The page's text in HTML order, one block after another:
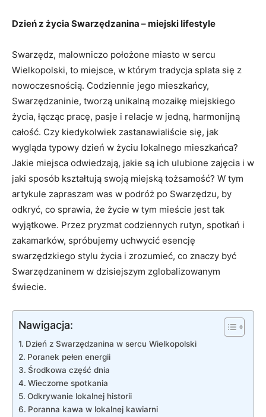
Dzień z życia Swarzędzanina – miejski lifestyle
Swarzędz, malowniczo położone miasto w sercu
Wielkopolski, to miejsce, w którym tradycja splata się z
nowoczesnością. Codziennie jego mieszkańcy,
Swarzędzaninie, tworzą unikalną mozaikę miejskiego
życia, łącząc pracę, pasje i relacje w jedną, harmonijną
całość. Czy kiedykolwiek zastanawialiście się, jak
wygląda typowy dzień w życiu lokalnego mieszkańca?
Jakie miejsca odwiedzają, jakie są ich ulubione zajęcia i w
jaki sposób kształtują swoją miejską tożsamość? W tym
artykule zapraszam was w podróż po Swarzędzu, by
odkryć, co sprawia, że życie w tym mieście jest tak
wyjątkowe. Przez pryzmat codziennych rutyn, spotkań i
zakamarków, spróbujemy uchwycić esencję
swarzędzkiego stylu życia i zrozumieć, co znaczy być
Swarzędzaninem w dzisiejszym zglobalizowanym
świecie.
Nawigacja:
Dzień z Swarzędzanina w sercu Wielkopolski
Poranek pełen energii
Środkowa część dnia
Wieczorne spotkania
Odkrywanie lokalnej historii
Poranna kawa w lokalnej kawiarni